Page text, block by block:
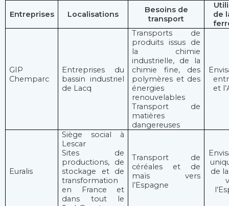
Entreprises Localisations
Besoins de
transport
de
GIP
Chemparc
Entreprises du
bassin industriel
de Lacq
Transports de
produits issus de
la chimie
industrielle, de la
chimie fine, des
polymères et des
énergies
renouvelables
Transport de
matières
dangereuses
et
Euralis
Siège social à
Lescar
Sites de
productions, de
stockage et de
transformation
en France et
dans tout le
Transport de
céréales et de
maïs vers
l’Espagne
de